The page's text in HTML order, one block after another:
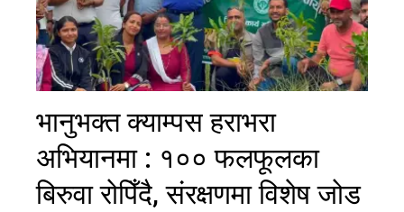
भानुभक्त क्याम्पस हराभरा
अभियानमा : १०० फलफूलका
बिरुवा रोपिँदै, संरक्षणमा विशेष जोड